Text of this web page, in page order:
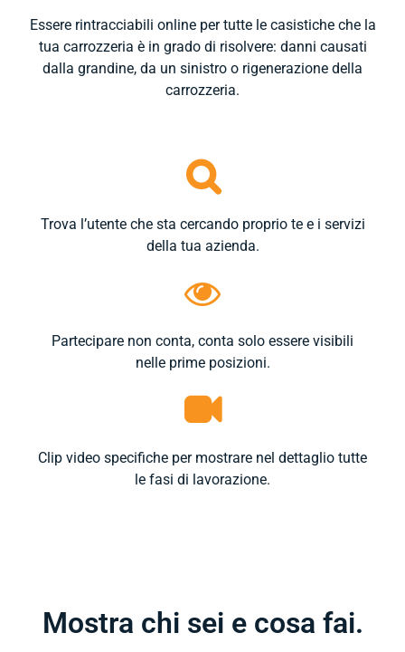
Essere rintracciabili online per tutte le casistiche che la
tua carrozzeria è in grado di risolvere: danni causati
dalla grandine, da un sinistro o rigenerazione della
carrozzeria.
Trova l’utente che sta cercando proprio te e i servizi
della tua azienda.
Partecipare non conta, conta solo essere visibili
nelle prime posizioni.
Clip video specifiche per mostrare nel dettaglio tutte
le fasi di lavorazione.
Mostra chi sei e cosa fai.